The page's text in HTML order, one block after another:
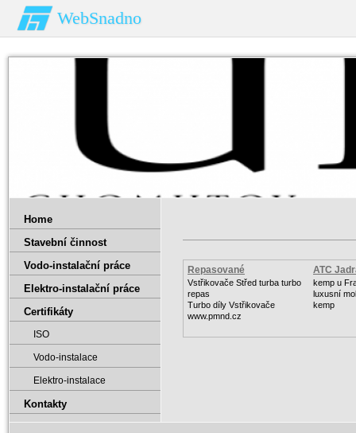
WebSnadno
Repasované
Turbodmychadlo
Vstřikovače Střed turba turbo
repas
Turbo díly Vstřikovače
www.pmnd.cz
ATC
kemp u
luxusní
kemp
Home
Stavební činnost
Vodo-instalační práce
Elektro-instalační práce
Certifikáty
ISO
Vodo-instalace
Elektro-instalace
Kontakty